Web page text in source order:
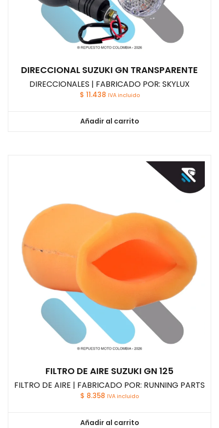
DIRECCIONAL SUZUKI GN TRANSPARENTE
DIRECCIONALES | FABRICADO POR: SKYLUX
$ 11.438 IVA incluido
Añadir al carrito
FILTRO DE AIRE SUZUKI GN 125
FILTRO DE AIRE | FABRICADO POR: RUNNING PARTS
$ 8.358 IVA incluido
Añadir al carrito